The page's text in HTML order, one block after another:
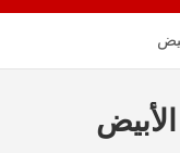
الأبيض